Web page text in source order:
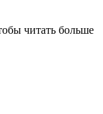
читать больше